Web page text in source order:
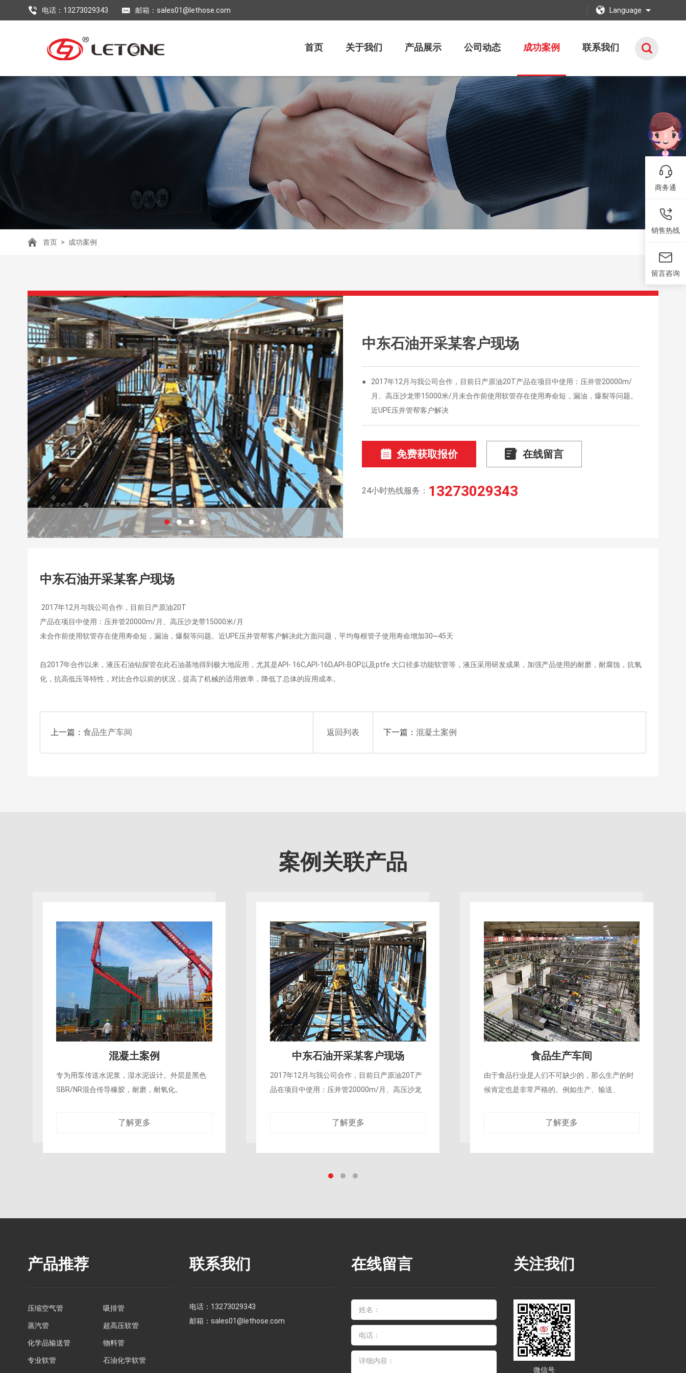
电话：13273029343 邮箱：sales01@lethose.com Language
首页 关于我们 产品展示 公司动态 成功案例 联系我们
首页 > 成功案例
中东石油开采某客户现场
●
2017年12月与我公司合作，目前日产原油20T产品在项目中使用：压井管20000m/
月、高压沙龙带15000米/月未合作前使用软管存在使用寿命短，漏油，爆裂等问题。
近UPE压井管帮客户解决
免费获取报价 在线留言
24小时热线服务： 13273029343
中东石油开采某客户现场
2017年12月与我公司合作，目前日产原油20T
产品在项目中使用：压井管20000m/月、高压沙龙带15000米/月
未合作前使用软管存在使用寿命短，漏油，爆裂等问题。近UPE压井管帮客户解决此方面问题，平均每根管子使用寿命增加30~45天
自2017年合作以来，液压石油钻探管在此石油基地得到极大地应用，尤其是API- 16C,API-16D,API-BOP以及ptfe 大口径多功能软管等，液压采用研发成果，加强产品使用的耐磨，耐腐蚀，抗氧
化，抗高低压等特性，对比合作以前的状况，提高了机械的适用效率，降低了总体的应用成本。
上一篇：食品生产车间 返回列表 下一篇：混凝土案例
案例关联产品
中东石油开采某客户现场
2017年12月与我公司合作，目前日产原油20T产
品在项目中使用：压井管20000m/月、高压沙龙
了解更多
食品生产车间
由于食品行业是人们不可缺少的，那么生产的时
候肯定也是非常严格的。例如生产、输送、
了解更多
化工软管应用现场
化工生产是比较危险的过程，很容易出现爆炸、
火灾、腐蚀等危害，加强化工生产安全管理是
了解更多
产品推荐
压缩空气管 吸排管
蒸汽管 超高压软管
化学品输送管 物料管
专业软管 石油化学软管
联系我们
电话： 13273029343
邮箱：sales01@lethose.com
在线留言 关注我们
微信号
商务通
销售热线
留言咨询